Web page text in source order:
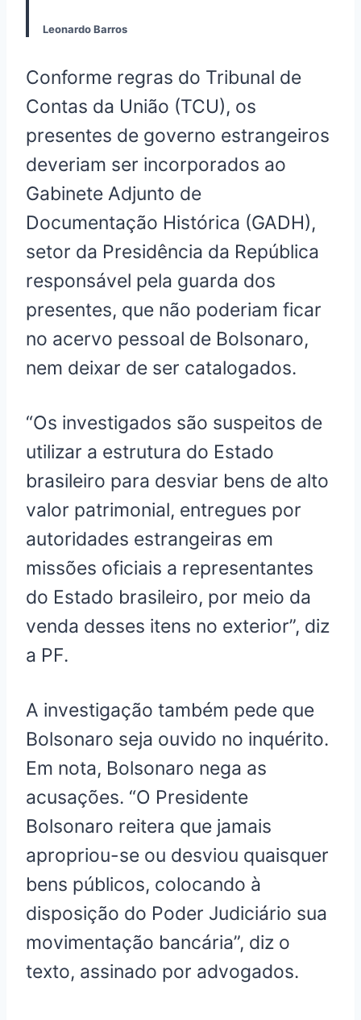
Leonardo Barros
Conforme regras do Tribunal de
Contas da União (TCU), os
presentes de governo estrangeiros
deveriam ser incorporados ao
Gabinete Adjunto de
Documentação Histórica (GADH),
setor da Presidência da República
responsável pela guarda dos
presentes, que não poderiam ficar
no acervo pessoal de Bolsonaro,
nem deixar de ser catalogados.
“Os investigados são suspeitos de
utilizar a estrutura do Estado
brasileiro para desviar bens de alto
valor patrimonial, entregues por
autoridades estrangeiras em
missões oficiais a representantes
do Estado brasileiro, por meio da
venda desses itens no exterior”, diz
a PF.
A investigação também pede que
Bolsonaro seja ouvido no inquérito.
Em nota, Bolsonaro nega as
acusações. “O Presidente
Bolsonaro reitera que jamais
apropriou-se ou desviou quaisquer
bens públicos, colocando à
disposição do Poder Judiciário sua
movimentação bancária”, diz o
texto, assinado por advogados.